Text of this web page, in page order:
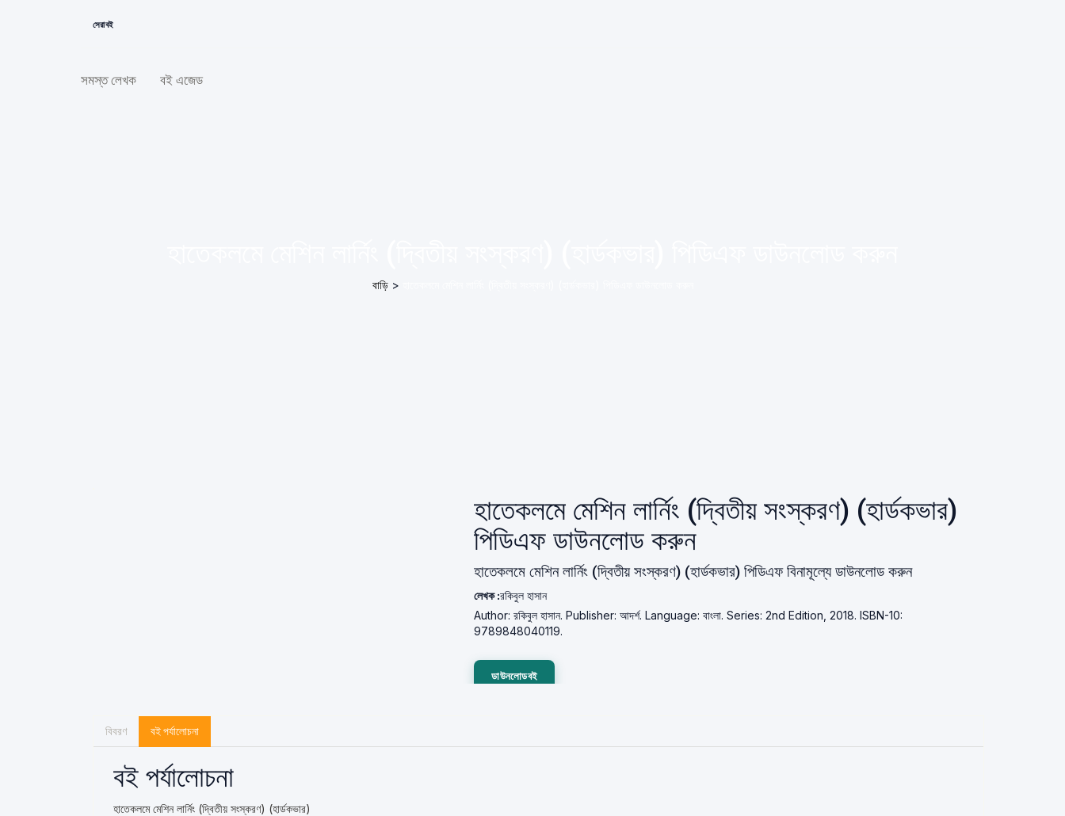
সেরা বই
সমস্ত লেখক বই এজেড
বাড়ি>
হাতেকলমে মেশিন লার্নিং (দ্বিতীয় সংস্করণ) (হার্ডকভার)
পিডিএফ ডাউনলোড করুন
হাতেকলমে মেশিন লার্নিং (দ্বিতীয় সংস্করণ) (হার্ডকভার) পিডিএফ বিনামূল্যে ডাউনলোড করুন
লেখক :রকিবুল হাসান
Author: রকিবুল হাসান. Publisher: আদর্শ. Language: বাংলা. Series: 2nd Edition, 2018. ISBN-10:
9789848040119.
ডাউনলোডবই
বিবরণ বই পর্যালোচনা
বই পর্যালোচনা
হাতেকলমে মেশিন লার্নিং (দ্বিতীয় সংস্করণ) (হার্ডকভার)